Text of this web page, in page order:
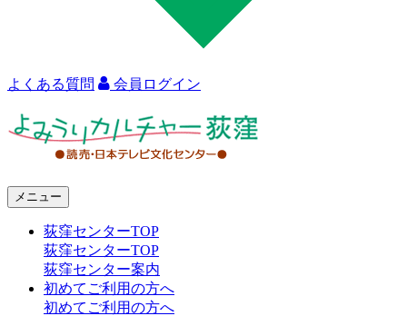
よくある質問 会員ログイン
メニュー
荻窪センターTOP
荻窪センターTOP
荻窪センター案内
初めてご利用の方へ
初めてご利用の方へ